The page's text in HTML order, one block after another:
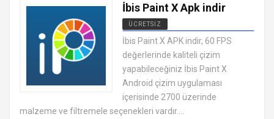
İbis Paint X Apk indir
ÜCRETSIZ
ANDROID FOTOĞRAF DÜZENLEME
UYGULAMALARI APK
İbis Paint X APK indir, 60 FPS
değerlerinde kaliteli çizim
yapabileceğiniz İbis Paint X
Android çizim uygulaması
içerisinde 2700 üzerinde
malzeme ve filtremele seçenekleri vardır....